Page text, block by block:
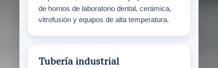
de hornos de laboratorio dental, cerámica,
vitrofusión y equipos de alta temperatura.
Tubería industrial